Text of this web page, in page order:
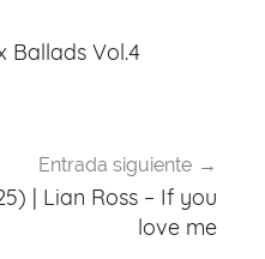
Ballads Vol.4
Entrada siguiente
| Lian Ross – If you
love me